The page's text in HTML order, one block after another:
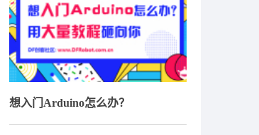
想入门Arduino怎么办？